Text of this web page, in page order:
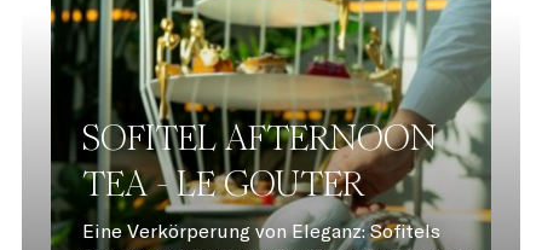
SOFITEL AFTERNOON
TEA - LE GOUTER
Eine Verkörperung von Eleganz: Sofitels